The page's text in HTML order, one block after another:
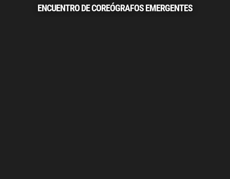
ENCUENTRO DE COREÓGRAFOS EMERGENTES